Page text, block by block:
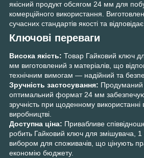
якісний продукт обсягом 24 мм для
комерційного використання.
сучасних стандартів якості та
Ключові переваги
Висока якість: Товар Гайковий ключ
мм виготовлений з матеріалів, що
технічним вимогам — надійний та
Зручність застосування: Продуманий
оптимальний формат 24 мм
зручність при щоденному використанні
виробництві.
Доступна ціна: Привабливе
робить Гайковий ключ для змішувача,
вибором для споживачів, що цінують
економію бюджету.